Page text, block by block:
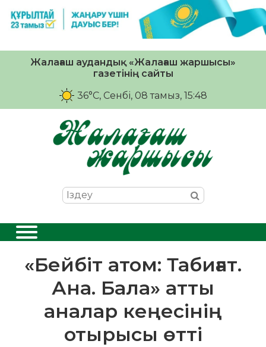
Жалағаш аудандық «Жалағаш жаршысы»
газетінің сайты
36°C, Сенбі, 08 тамыз, 15:48
«Бейбіт атом: Табиғат.
Ана. Бала» атты
аналар кеңесінің
отырысы өтті